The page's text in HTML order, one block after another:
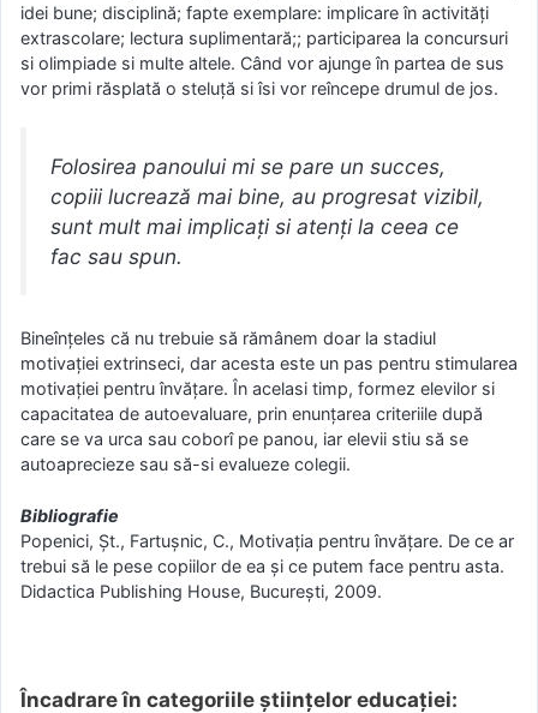
idei bune; disciplină; fapte exemplare: implicare în activităţi
extrascolare; lectura suplimentară;; participarea la concursuri
si olimpiade si multe altele. Când vor ajunge în partea de sus
vor primi răsplată o steluţă si îsi vor reîncepe drumul de jos.
Folosirea panoului mi se pare un succes,
copiii lucrează mai bine, au progresat vizibil,
sunt mult mai implicați si atenți la ceea ce
fac sau spun.
Bineînţeles că nu trebuie să rămânem doar la stadiul
motivaţiei extrinseci, dar acesta este un pas pentru stimularea
motivaţiei pentru învăţare. În acelasi timp, formez elevilor si
capacitatea de autoevaluare, prin enunţarea criteriile după
care se va urca sau coborî pe panou, iar elevii stiu să se
autoaprecieze sau să-si evalueze colegii.
Bibliografie
Popenici, Șt., Fartușnic, C., Motivația pentru învățare. De ce ar
trebui să le pese copiilor de ea și ce putem face pentru asta.
Didactica Publishing House, București, 2009.
Încadrare în categoriile științelor educației: